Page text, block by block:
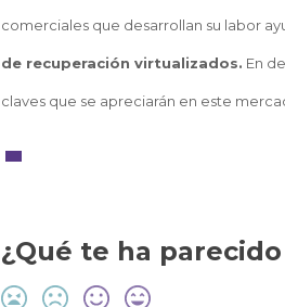
comerciales que desarrollan su labor
de recuperación virtualizados. En
claves que se apreciarán en este
¿Qué te ha